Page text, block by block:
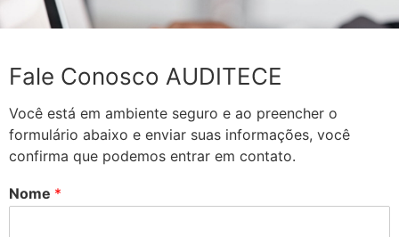
Fale Conosco AUDITECE
Você está em ambiente seguro e ao preencher o
formulário abaixo e enviar suas informações, você
confirma que podemos entrar em contato.
Nome *